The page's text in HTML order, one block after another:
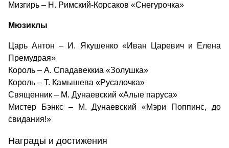
Мизгирь – Н. Римский-Корсаков «Снегурочка»
Мюзиклы
Царь Антон – И. Якушенко «Иван Царевич и Елена
Премудрая»
Король – А. Спадавеккиа «Золушка»
Король – Т. Камышева «Русалочка»
Священник – М. Дунаевский «Алые паруса»
Мистер Бэнкс – М. Дунаевский «Мэри Поппинс, до
свидания!»
Награды и достижения